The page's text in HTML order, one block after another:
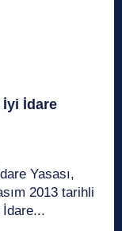
İyi İdare
Yasası,
2013 tarihli